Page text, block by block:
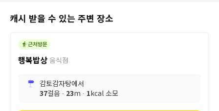
캐시 받을 수 있는 주변 장소
행복밥상 음식점
감토감자탕에서
37걸음 ∙ 23m ∙ 1kcal 소모